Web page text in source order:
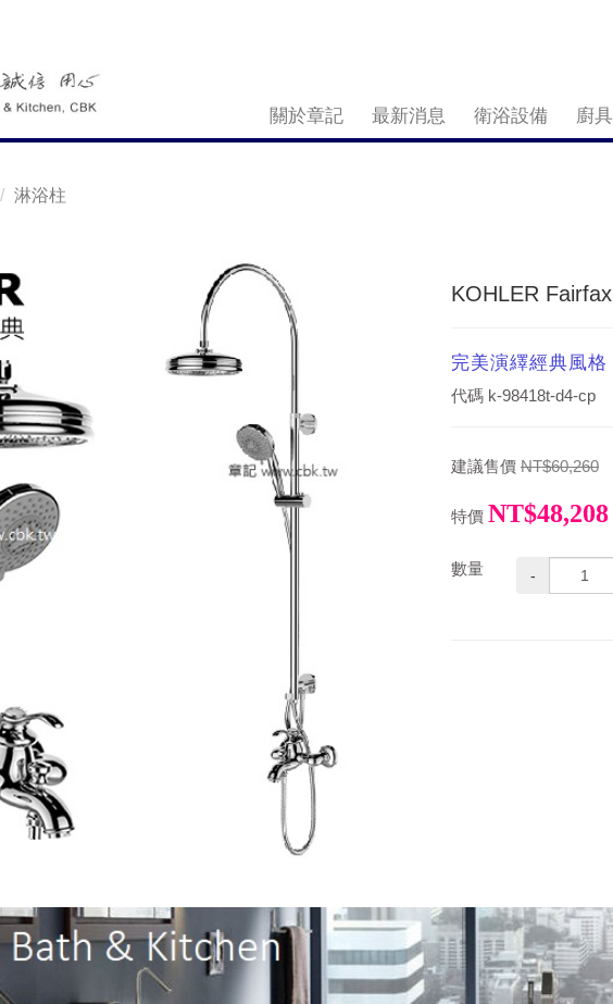
關於章記 最新消息 衛浴設備 廚
淋浴柱
KOHLER
完美演繹經典風格
代碼 k-98418t-d4-cp
建議售價 NT$60,260
特價 NT$48,208
數量 -